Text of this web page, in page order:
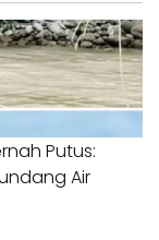
Putus:
Air